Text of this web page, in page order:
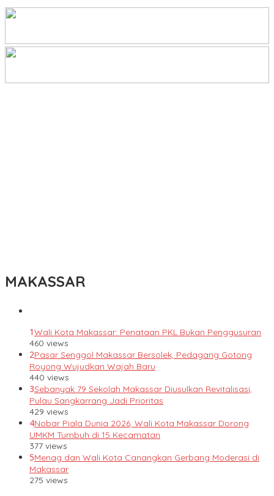
MAKASSAR
1Wali Kota Makassar: Penataan PKL Bukan Penggusuran
460 views
2Pasar Senggol Makassar Bersolek, Pedagang Gotong
Royong Wujudkan Wajah Baru
440 views
3Sebanyak 79 Sekolah Makassar Diusulkan Revitalisasi,
Pulau Sangkarrang Jadi Prioritas
429 views
4Nobar Piala Dunia 2026, Wali Kota Makassar Dorong
UMKM Tumbuh di 15 Kecamatan
377 views
5Menag dan Wali Kota Canangkan Gerbang Moderasi di
Makassar
275 views